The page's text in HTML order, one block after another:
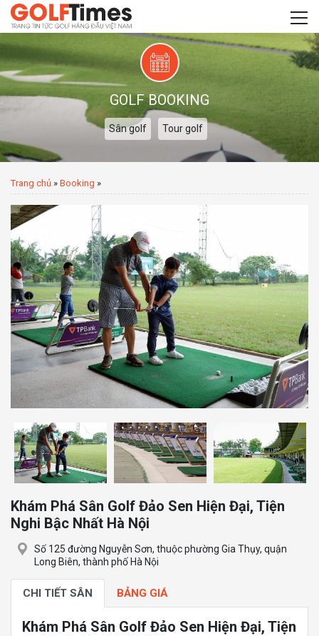
GOLF BOOKING
Sân golf Tour golf
Trang chủ » Booking »
Khám Phá Sân Golf Đảo Sen Hiện Đại, Tiện
Nghi Bậc Nhất Hà Nội
Số 125 đường Nguyễn Sơn, thuộc phường Gia Thụy, quận
Long Biên, thành phố Hà Nội
CHI TIẾT SÂN BẢNG GIÁ
Khám Phá Sân Golf Đảo Sen Hiện Đại, Tiện